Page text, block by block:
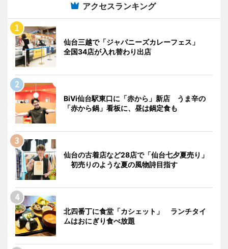
アクセスランキング
仙台三越で「ジャパニーズカレーフェス」
全国34店が入れ替わり出店
BiVi仙台駅東口に「赤から」新店 うま辛の
「赤から鍋」看板に、昼は鍋定食も
仙台の古着店など28店で「仙台七夕夏売り」
初売りのような夏の風物詩目指す
北四番丁に食堂「カシェット」 ランチタイ
ムはおにぎり食べ放題